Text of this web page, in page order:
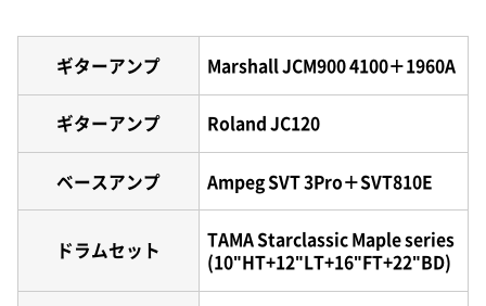
ギターアンプ Marshall JCM900 4100＋1960A
ギターアンプ Roland JC120
ベースアンプ Ampeg SVT 3Pro＋SVT810E
ドラムセット
TAMA Starclassic Maple series
(10"HT+12"LT+16"FT+22"BD)